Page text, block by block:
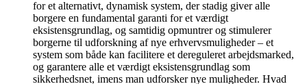
for et alternativt, dynamisk system, der stadig giver alle
borgere en fundamental garanti for et værdigt
eksistensgrundlag, og samtidig opmuntrer og stimulerer
borgerne til udforskning af nye erhvervsmuligheder – et
system som både kan facilitere et dereguleret arbejdsmarked,
og garantere alle et værdigt eksistensgrundlag som
sikkerhedsnet, imens man udforsker nye muligheder. Hvad